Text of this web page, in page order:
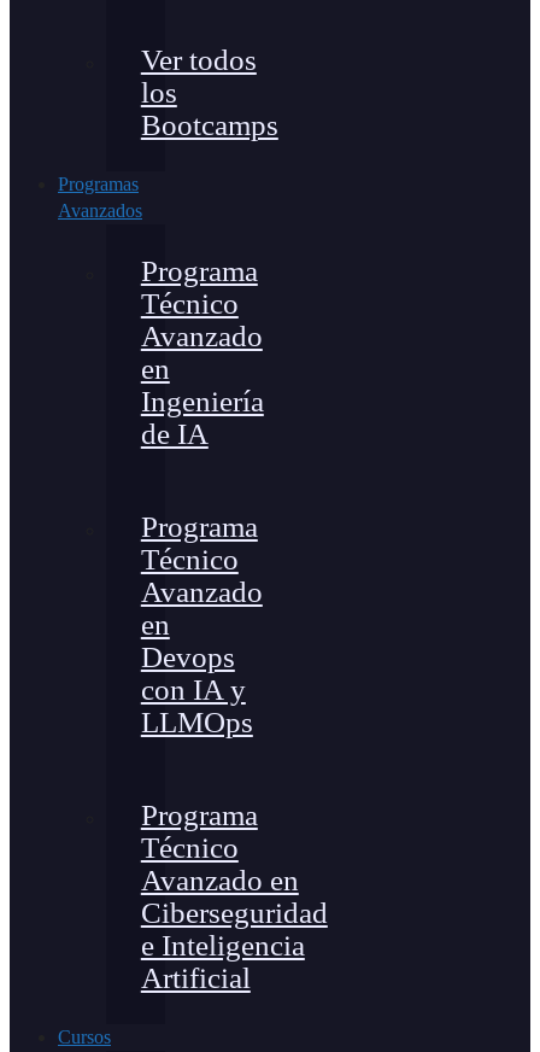
Ver todos
los
Bootcamps
Programas
Avanzados
Programa
Técnico
Avanzado
en
Ingeniería
de IA
Programa
Técnico
Avanzado
en
Devops
con IA y
LLMOps
Programa
Técnico
Avanzado en
Ciberseguridad
e Inteligencia
Artificial
Cursos